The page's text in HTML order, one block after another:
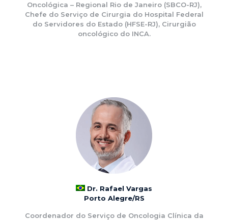
Oncológica – Regional Rio de Janeiro (SBCO-RJ),
Chefe do Serviço de Cirurgia do Hospital Federal
do Servidores do Estado (HFSE-RJ), Cirurgião
oncológico do INCA.
Dr. Rafael Vargas
Porto Alegre/RS
Coordenador do Serviço de Oncologia Clínica da